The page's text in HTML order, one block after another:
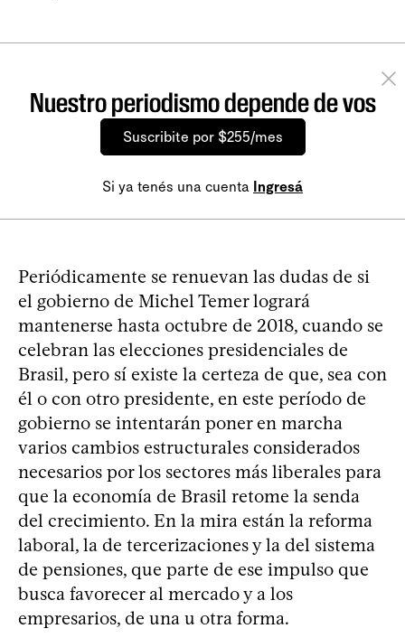
Nuestro periodismo depende de vos
Suscribite por $255/mes
Si ya tenés una cuenta Ingresá
Periódicamente se renuevan las dudas de si
el gobierno de Michel Temer logrará
mantenerse hasta octubre de 2018, cuando se
celebran las elecciones presidenciales de
Brasil, pero sí existe la certeza de que, sea con
él o con otro presidente, en este período de
gobierno se intentarán poner en marcha
varios cambios estructurales considerados
necesarios por los sectores más liberales para
que la economía de Brasil retome la senda
del crecimiento. En la mira están la reforma
laboral, la de tercerizaciones y la del sistema
de pensiones, que parte de ese impulso que
busca favorecer al mercado y a los
empresarios, de una u otra forma.